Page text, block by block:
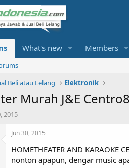
What's new Members
Beli atau Lelang Elektronik
Murah J&E
2015
Jun 30, 2015
HOMETHEATER AND
nonton apapun, dengar music